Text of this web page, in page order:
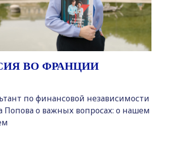
ВО ФРАНЦИИ
по финансовой независимости
Попова о важных вопросах: о нашем